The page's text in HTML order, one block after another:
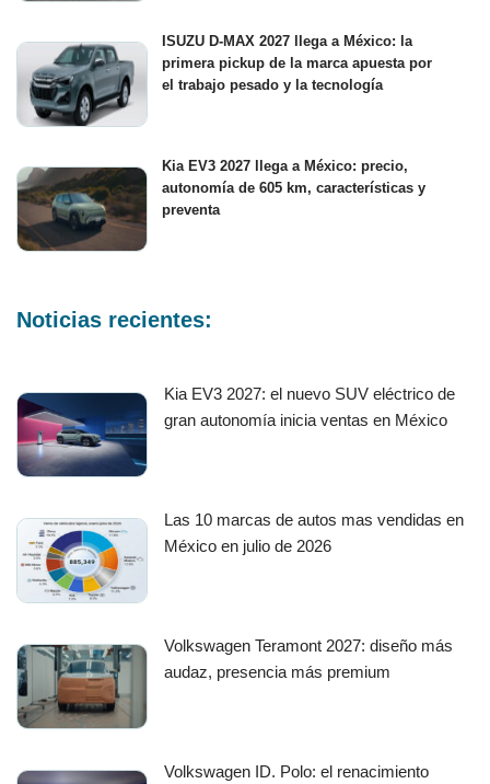
ISUZU D-MAX 2027 llega a México: la
primera pickup de la marca apuesta por
el trabajo pesado y la tecnología
Kia EV3 2027 llega a México: precio,
autonomía de 605 km, características y
preventa
Noticias recientes:
Kia EV3 2027: el nuevo SUV eléctrico de
gran autonomía inicia ventas en México
Las 10 marcas de autos mas vendidas en
México en julio de 2026
Volkswagen Teramont 2027: diseño más
audaz, presencia más premium
Volkswagen ID. Polo: el renacimiento